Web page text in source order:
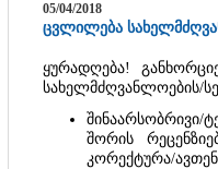
05/04/2018
ცვლილება
ყურადღება!
სახელმძღვანლოების/
შორის
კორექტურა/